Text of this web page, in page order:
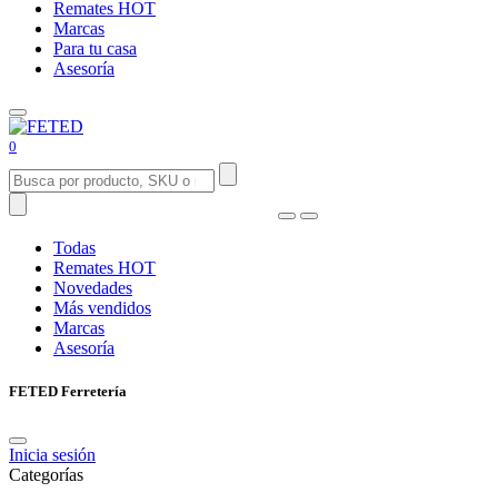
Remates HOT
Marcas
Para tu casa
Asesoría
0
Todas
Remates HOT
Novedades
Más vendidos
Marcas
Asesoría
FETED Ferretería
Inicia sesión
Categorías